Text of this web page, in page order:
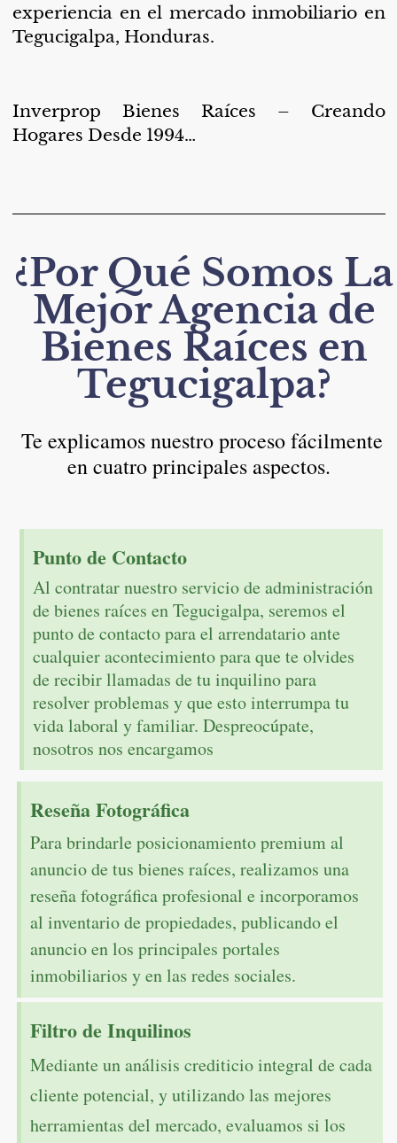
experiencia en el mercado inmobiliario en
Tegucigalpa, Honduras.
Inverprop Bienes Raíces – Creando
Hogares Desde 1994…
¿Por Qué Somos La
Mejor Agencia de
Bienes Raíces en
Tegucigalpa?
Te explicamos nuestro proceso fácilmente
en cuatro principales aspectos.
Punto de Contacto
Al contratar nuestro servicio de administración
de bienes raíces en Tegucigalpa, seremos el
punto de contacto para el arrendatario ante
cualquier acontecimiento para que te olvides
de recibir llamadas de tu inquilino para
resolver problemas y que esto interrumpa tu
vida laboral y familiar. Despreocúpate,
nosotros nos encargamos
Reseña Fotográfica
Para brindarle posicionamiento premium al
anuncio de tus bienes raíces, realizamos una
reseña fotográfica profesional e incorporamos
al inventario de propiedades, publicando el
anuncio en los principales portales
inmobiliarios y en las redes sociales.
Filtro de Inquilinos
Mediante un análisis crediticio integral de cada
cliente potencial, y utilizando las mejores
herramientas del mercado, evaluamos si los